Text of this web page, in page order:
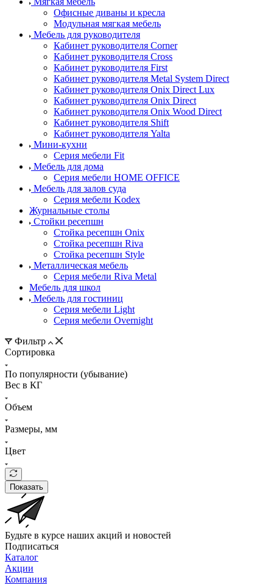
Офисные диваны и кресла
Модульная мягкая мебель
Мебель для руководителя
Кабинет руководителя Corner
Кабинет руководителя Cross
Кабинет руководителя First
Кабинет руководителя Metal System Direct
Кабинет руководителя Onix Direct Lux
Кабинет руководителя Onix Direct
Кабинет руководителя Onix Wood Direct
Кабинет руководителя Shift
Кабинет руководителя Yalta
Мини-кухни
Серия мебели Fit
Мебель для дома
Серия мебели HOME OFFICE
Мебель для залов суда
Серия мебели Kodex
Журнальные столы
Стойки ресепшн
Стойка ресепшн Onix
Стойка ресепшн Riva
Стойка ресепшн Style
Металлическая мебель
Серия мебели Riva Metal
Мебель для школ
Мебель для гостиниц
Серия мебели Light
Серия мебели Overnight
Фильтр
Сортировка
По популярности (убывание)
Вес в КГ
Объем
Размеры, мм
Цвет
Показать
Будьте в курсе наших акций и новостей
Подписаться
Каталог
Акции
Компания